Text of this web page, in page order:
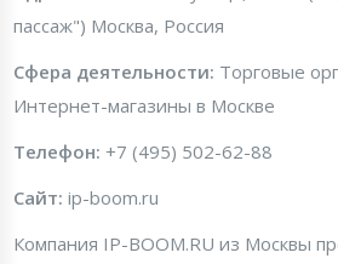
пассаж") Москва, Россия
Сфера деятельности: Торговые
Интернет-магазины в Москве
Телефон: +7 (495) 502-62-88
Сайт: ip-boom.ru
Компания IP-BOOM.RU из Москвы